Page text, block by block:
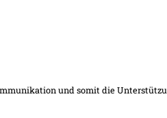
und somit die